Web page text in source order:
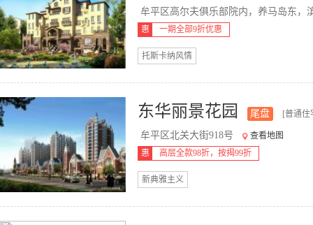
牟平区高尔夫俱乐部院内，养马岛东，
惠 一期全部9折优惠
托斯卡纳风情
东华丽景花园 尾盘 [普通住
牟平区北关大街918号
查看地图
惠
高层全款98折，按揭99折
新典雅主义